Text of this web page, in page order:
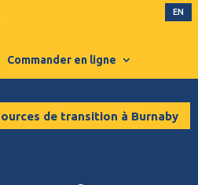
EN
Commander en ligne
de transition à Burnaby